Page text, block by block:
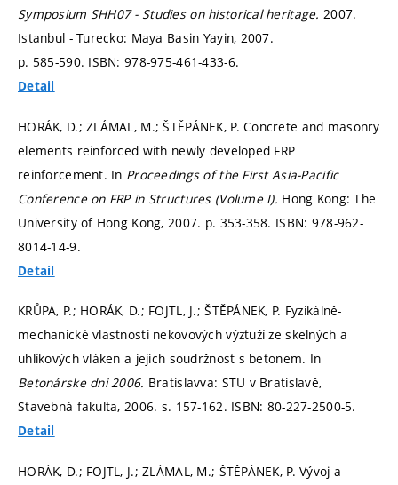
Symposium SHH07 - Studies on historical heritage. 2007.
Istanbul - Turecko: Maya Basin Yayin, 2007.
p. 585-590. ISBN: 978-975-461-433-6.
Detail
HORÁK, D.; ZLÁMAL, M.; ŠTĚPÁNEK, P. Concrete and masonry
elements reinforced with newly developed FRP
reinforcement. In Proceedings of the First Asia-Pacific
Conference on FRP in Structures (Volume I). Hong Kong: The
University of Hong Kong, 2007. p. 353-358. ISBN: 978-962-
8014-14-9.
Detail
KRŮPA, P.; HORÁK, D.; FOJTL, J.; ŠTĚPÁNEK, P. Fyzikálně-
mechanické vlastnosti nekovových výztuží ze skelných a
uhlíkových vláken a jejich soudržnost s betonem. In
Betonárske dni 2006. Bratislavva: STU v Bratislavě,
Stavebná fakulta, 2006. s. 157-162. ISBN: 80-227-2500-5.
Detail
HORÁK, D.; FOJTL, J.; ZLÁMAL, M.; ŠTĚPÁNEK, P. Vývoj a